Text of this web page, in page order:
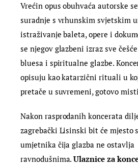
Vrećin opus obuhvaća autorske
suradnje s vrhunskim svjetskim
istraživanje baleta, opere i
se njegov glazbeni izraz sve
bluesa i spiritualne glazbe.
opisuju kao katarzični rituali u
pretače u suvremeni, gotovo
Nakon rasprodanih koncerata
zagrebački Lisinski bit će mjesto
umjetnika čija glazba ne ostavlja
ravnodušnima.Ulaznice za